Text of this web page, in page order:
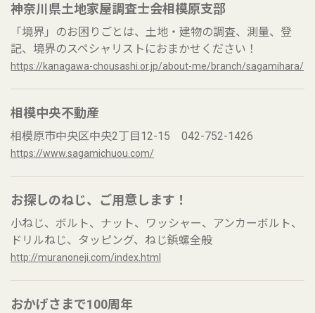
神奈川県土地家屋調査士会相模原支部
「境界」のお困りごとは、土地・建物の調査、測量、登
記、境界のスペシャリストにおまかせください！
https://kanagawa-chousashi.or.jp/about-me/branch/sagamihara/
相模中央不動産
相模原市中央区中央2丁目12-15 042-752-1426
https://www.sagamichuou.com/
お探しのねじ、ご用意します！
小ねじ、ボルト、ナット、ワッシャー、アンカーボルト、
ドリルねじ、タッピング、ねじ鋲螺全般
http://muranoneji.com/index.html
おかげさまで100周年